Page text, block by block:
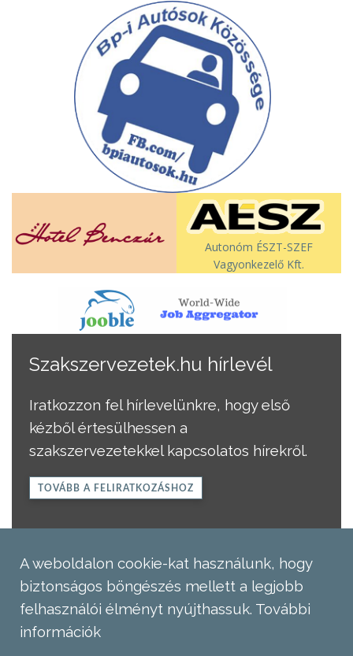
Autonóm ÉSZT-SZEF
Vagyonkezelő Kft.
Szakszervezetek.hu hírlevél
Iratkozzon fel hírlevelünkre, hogy első
kézből értesülhessen a
szakszervezetekkel kapcsolatos hírekről.
TOVÁBB A FELIRATKOZÁSHOZ
A weboldalon cookie-kat használunk, hogy
biztonságos böngészés mellett a legjobb
felhasználói élményt nyújthassuk. További
információk